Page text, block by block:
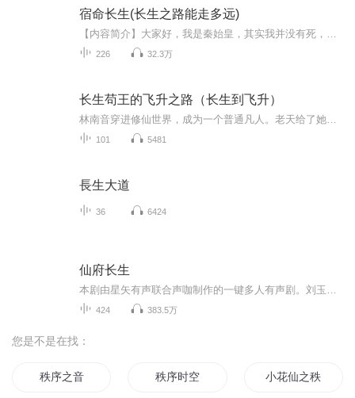
宿命长生(长生之路能走多远)
226 32.3万
长生苟王的飞升之路（长生到飞升）
101 5481
長生大道
36 6424
仙府长生
424 383.5万
您是不是在找：
秩序之音 秩序时空 小花仙之秩序之花